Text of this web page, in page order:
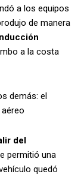
a los equipos
de manera
a la costa
demás: el
del
permitió una
quedó